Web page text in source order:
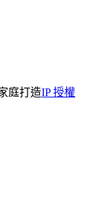
庭打造IP 授權